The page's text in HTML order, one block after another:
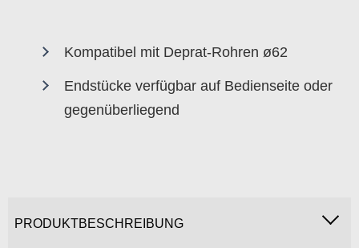
Kompatibel mit Deprat-Rohren ø62
Endstücke verfügbar auf Bedienseite oder
gegenüberliegend
PRODUKTBESCHREIBUNG